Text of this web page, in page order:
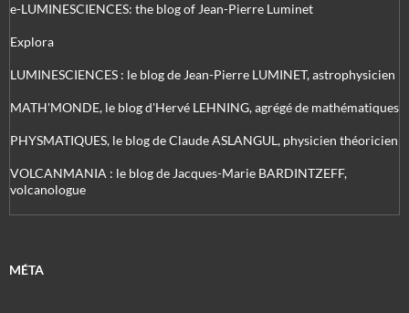
e-LUMINESCIENCES: the blog of Jean-Pierre Luminet
Explora
LUMINESCIENCES : le blog de Jean-Pierre LUMINET, astrophysicien
MATH'MONDE, le blog d'Hervé LEHNING, agrégé de mathématiques
PHYSMATIQUES, le blog de Claude ASLANGUL, physicien théoricien
VOLCANMANIA : le blog de Jacques-Marie BARDINTZEFF,
volcanologue
MÉTA